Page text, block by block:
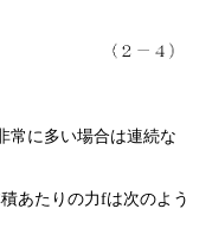
常に多い場合は連続な
あたりの力fは次のよう